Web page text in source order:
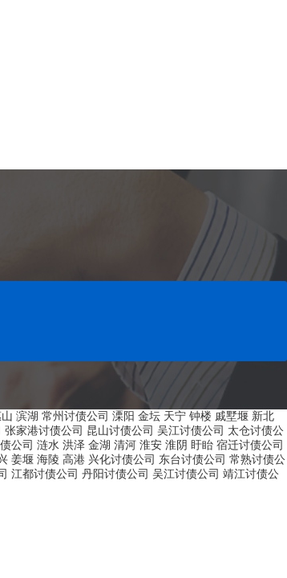
滨湖 常州讨债公司 溧阳 金坛 天宁 钟楼 戚墅堰 新北
张家港讨债公司 昆山讨债公司 吴江讨债公司 太仓讨债公
公司 涟水 洪泽 金湖 清河 淮安 淮阴 盱眙 宿迁讨债公司
姜堰 海陵 高港 兴化讨债公司 东台讨债公司 常熟讨债公
江都讨债公司 丹阳讨债公司 吴江讨债公司 靖江讨债公